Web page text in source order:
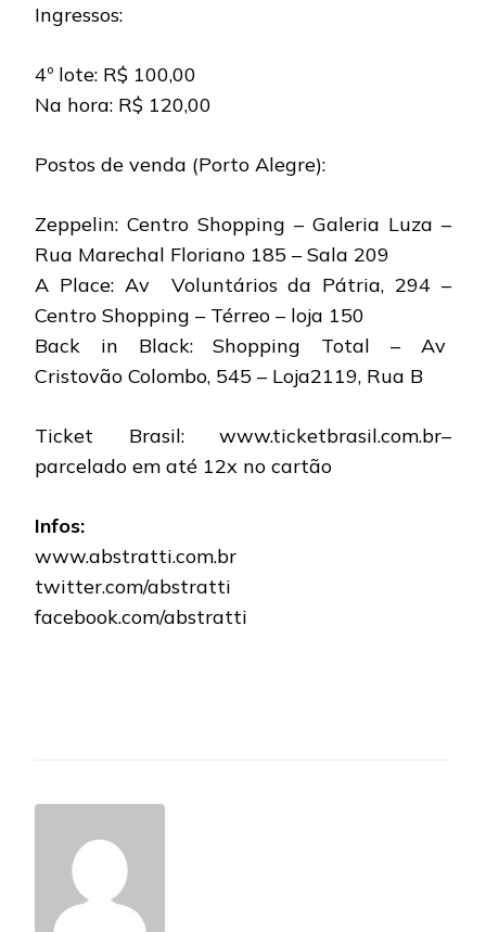
Ingressos:
4º lote: R$ 100,00
Na hora: R$ 120,00
Postos de venda (Porto Alegre):
Zeppelin: Centro Shopping – Galeria Luza –
Rua Marechal Floriano 185 – Sala 209
A Place: Av Voluntários da Pátria, 294 –
Centro Shopping – Térreo – loja 150
Back in Black: Shopping Total – Av
Cristovão Colombo, 545 – Loja2119, Rua B
Ticket Brasil: www.ticketbrasil.com.br–
parcelado em até 12x no cartão
Infos:
www.abstratti.com.br
twitter.com/abstratti
facebook.com/abstratti